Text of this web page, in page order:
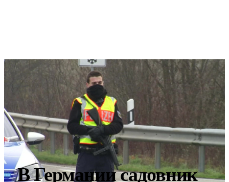
В Германии садовник